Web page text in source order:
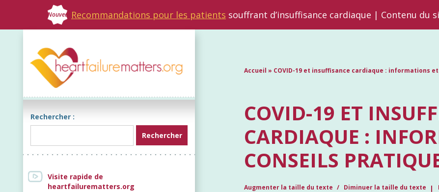
Nouveau Recommandations pour les patients souffrant d’insuffisance cardiaque | Contenu du
Rechercher :
Visite rapide de
heartfailurematters.org
Accueil » COVID-19 et insuffisance cardiaque : informations
COVID-19 ET
CARDIAQUE :
CONSEILS
Augmenter la taille du texte Diminuer la taille du texte